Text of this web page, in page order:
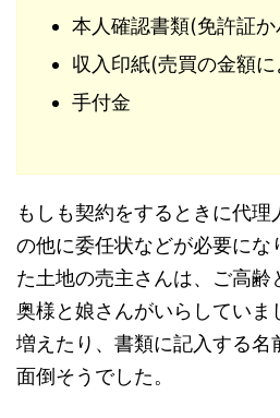
本人確認書類(免許証
収入印紙(売買の金額
手付金
もしも契約をするときに代
の他に委任状などが必要にな
た土地の売主さんは、ご高齢
奥様と娘さんがいらしていま
増えたり、書類に記入する名
面倒そうでした。